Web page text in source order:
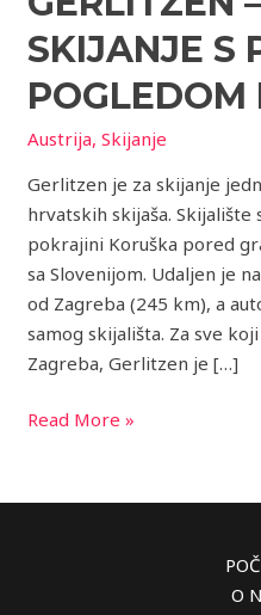
SKIJANJE S
POGLEDOM
Austrija,Skijanje
Gerlitzen je za skijanje
hrvatskih skijaša. Skijalište
pokrajini Koruška pored
sa Slovenijom. Udaljen je
od Zagreba (245 km), a
samog skijališta. Za sve
Zagreba, Gerlitzen je […]
s
prekrasnim
pogledom
na
jezero
Read More »
O